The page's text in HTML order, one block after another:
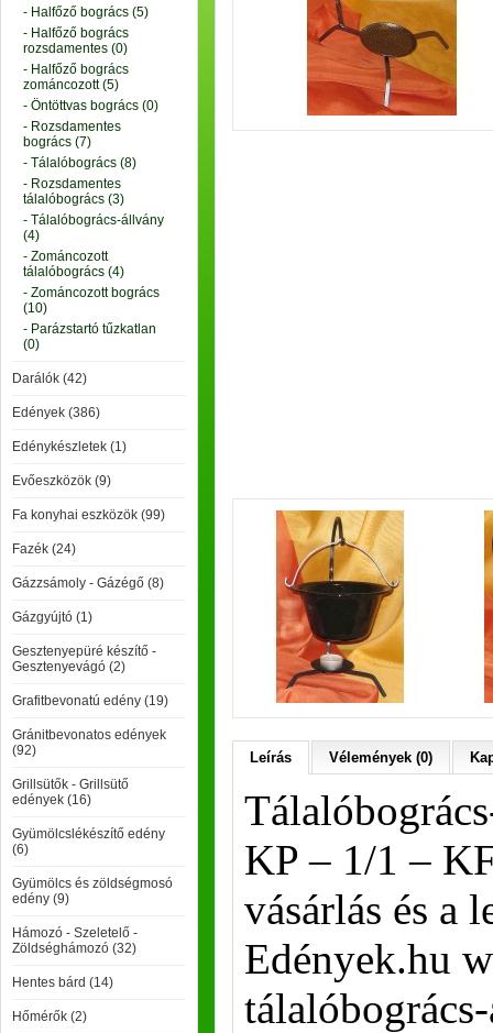
- Halfőző bogrács (5)
- Halfőző bogrács
rozsdamentes (0)
- Halfőző bogrács
zománcozott (5)
- Öntöttvas bogrács (0)
- Rozsdamentes
bogrács (7)
- Tálalóbogrács (8)
- Rozsdamentes
tálalóbogrács (3)
- Tálalóbogrács-állvány
(4)
- Zománcozott
tálalóbogrács (4)
- Zománcozott bogrács
(10)
- Parázstartó tűzkatlan
(0)
Darálók (42)
Edények (386)
Edénykészletek (1)
Evőeszközök (9)
Fa konyhai eszközök (99)
Fazék (24)
Gázzsámoly - Gázégő (8)
Gázgyújtó (1)
Gesztenyepüré készítő -
Gesztenyevágó (2)
Grafitbevonatú edény (19)
Gránitbevonatos edények
(92)
Grillsütők - Grillsütő
edények (16)
Gyümölcslékészítő edény
(6)
Gyümölcs és zöldségmosó
edény (9)
Hámozó - Szeletelő -
Zöldséghámozó (32)
Hentes bárd (14)
Hőmérők (2)
Leírás Vélemények (0)
KP – 1/1 –
vásárlás és a
Edények.hu